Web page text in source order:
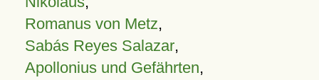
Romanus von Metz,
Sabás Reyes Salazar,
Apollonius und Gefährten,